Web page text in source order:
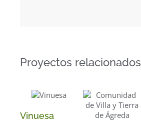
Proyectos relacionados
Vinuesa